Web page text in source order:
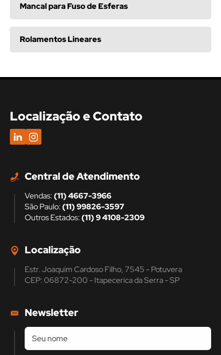
Mancal para Fuso de Esferas
Rolamentos Lineares
Localização e Contato
Central de Atendimento
Vendas:(11) 4667-3966
São Paulo:(11) 99826-3597
Outros Estados:(11) 9 4108-2309
Localização
Estr. Joaquim Cardoso Filho, 7545 - Potuvera
CEP: 06872-200 - Itapecerica da Serra - SP
Newsletter